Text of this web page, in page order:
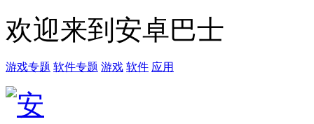
欢迎来到安卓巴士
游戏专题 软件专题 游戏 软件 应用